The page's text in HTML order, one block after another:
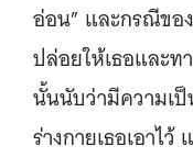
อ่อน” และกรณีขอ
ปล่อยให้เธอและท
นั้นนับว่ามีความเ
ร่างกายเธอเอาไ